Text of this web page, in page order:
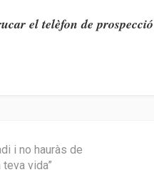
el telèfon de
i no hauràs de
vida”